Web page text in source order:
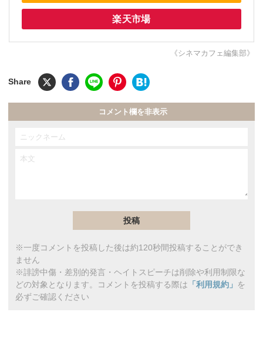
楽天市場
《シネマカフェ編集部》
コメント欄を非表示
※一度コメントを投稿した後は約120秒間投稿することができ
ません
※誹謗中傷・差別的発言・ヘイトスピーチは削除や利用制限な
どの対象となります。コメントを投稿する際は 「利用規約」 を
必ずご確認ください